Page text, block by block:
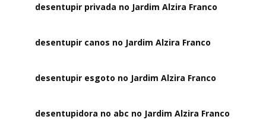
desentupir privada no Jardim Alzira Franco
desentupir canos no Jardim Alzira Franco
desentupir esgoto no Jardim Alzira Franco
desentupidora no abc no Jardim Alzira Franco